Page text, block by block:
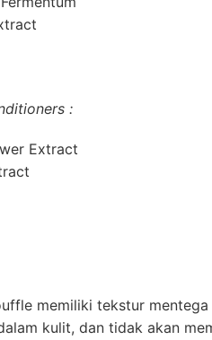
:
Extract
memiliki tekstur mentega
kulit, dan tidak akan